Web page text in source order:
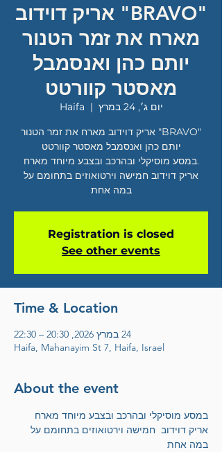
"BRAVO" אריק דוידוב
מארח את זמר הטנור
יותם כהן ואנסמבל
מאסטר קוורטט
יום ג׳, 24 במרץ
  |
Haifa
"BRAVO" אריק דוידוב מארח את זמר הטנור
.במסע מוסיקלי ובהרכב ובצבע מיוחד מארח
אריק דוידוב חמישה וירטואוזים בתחומם על
במה אחת
Registration is closed
See other events
Time & Location
24 במרץ 2026, 20:30 – 22:30
Haifa, Mahanayim St 7, Haifa, Israel
About the event
במסע מוסיקלי ובהרכב ובצבע מיוחד מארח
אריק דוידוב  חמישה וירטואוזים בתחומם על
במה אחת